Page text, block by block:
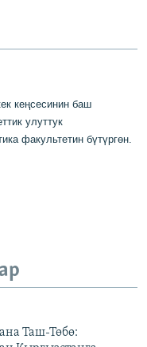
кеңсесинин баш
улуттук
факультетин бүтүргөн
Таш-Төбө: